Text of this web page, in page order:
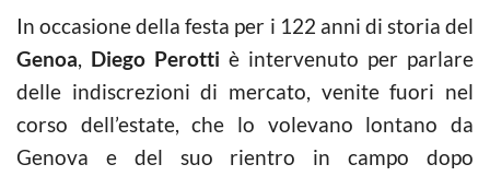
In occasione della festa per i 122 anni di storia del
Genoa, Diego Perotti è intervenuto per parlare
delle indiscrezioni di mercato, venite fuori nel
corso dell’estate, che lo volevano lontano da
Genova e del suo rientro in campo dopo